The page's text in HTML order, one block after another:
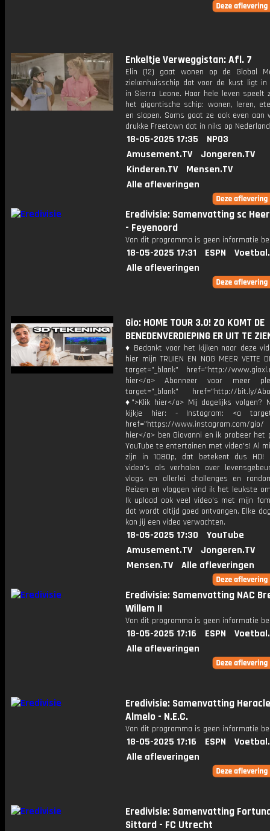
Enkeltje Verweggistan: Afl. 7
Elin (12) gaat wonen op de Global
ziekenhuisschip dat voor de kust ligt in
in Sierra Leone. Haar hele leven speelt
het gigantische schip: wonen, leren,
en slapen. Soms gaat ze ook even aan
drukke Freetown dat in niks op
18-05-2025 17:35
NPO3
Amusement.TV
Jongeren.TV
Kinderen.TV
Mensen.TV
Alle afleveringen
Eredivisie: Samenvatting sc
- Feyenoord
Van dit programma is geen informatie
18-05-2025 17:31 ESPN
Alle afleveringen
Gio: HOME TOUR 3.0! ZO KOMT DE
BENEDENVERDIEPING ER UIT TE
♦ Bedankt voor het kijken naar deze
hier mijn TRUIEN EN NOG MEER VETTE
target="_blank" href="http://
hier</a> Abonneer voor meer
target="_blank" href="http://bit.ly/
♦">Klik hier</a> Mij dagelijks volgen?
kijkje hier: - Instagram: <a
href="https://www.instagram.com/
hier</a> ben Giovanni en ik probeer het
YouTube te entertainen met video's! Al
zijn in 1080p, dat betekent dus HD!
video's als verhalen over
vlogs en allerlei challenges en
Reizen en vloggen vind ik het leukste
Ik upload ook veel video's met mijn
dat wordt altijd goed ontvangen. Elke
kan jij een video verwachten.
18-05-2025 17:30
YouTube
Amusement.TV
Jongeren.TV
Mensen.TV
Alle afleveringen
Eredivisie: Samenvatting NAC
Willem II
Van dit programma is geen informatie
18-05-2025 17:16 ESPN
Alle afleveringen
Eredivisie: Samenvatting
Almelo - N.E.C.
Van dit programma is geen informatie
18-05-2025 17:16 ESPN
Alle afleveringen
Eredivisie: Samenvatting
Sittard - FC Utrecht